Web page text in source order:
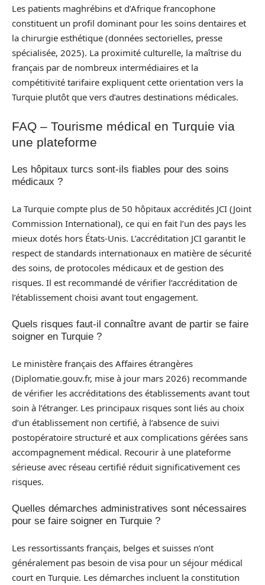
Les patients maghrébins et d’Afrique francophone
constituent un profil dominant pour les soins dentaires et
la chirurgie esthétique (données sectorielles, presse
spécialisée, 2025). La proximité culturelle, la maîtrise du
français par de nombreux intermédiaires et la
compétitivité tarifaire expliquent cette orientation vers la
Turquie plutôt que vers d’autres destinations médicales.
FAQ – Tourisme médical en Turquie via
une plateforme
Les hôpitaux turcs sont-ils fiables pour des soins
médicaux ?
La Turquie compte plus de 50 hôpitaux accrédités JCI (Joint
Commission International), ce qui en fait l’un des pays les
mieux dotés hors États-Unis. L’accréditation JCI garantit le
respect de standards internationaux en matière de sécurité
des soins, de protocoles médicaux et de gestion des
risques. Il est recommandé de vérifier l’accréditation de
l’établissement choisi avant tout engagement.
Quels risques faut-il connaître avant de partir se faire
soigner en Turquie ?
Le ministère français des Affaires étrangères
(Diplomatie.gouv.fr, mise à jour mars 2026) recommande
de vérifier les accréditations des établissements avant tout
soin à l’étranger. Les principaux risques sont liés au choix
d’un établissement non certifié, à l’absence de suivi
postopératoire structuré et aux complications gérées sans
accompagnement médical. Recourir à une plateforme
sérieuse avec réseau certifié réduit significativement ces
risques.
Quelles démarches administratives sont nécessaires
pour se faire soigner en Turquie ?
Les ressortissants français, belges et suisses n’ont
généralement pas besoin de visa pour un séjour médical
court en Turquie. Les démarches incluent la constitution